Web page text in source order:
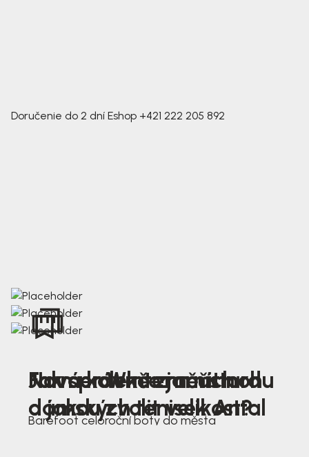
Doručenie do 2 dní Eshop +421 222 205 892
Nová kolekce jarních
dámských tenisek Antal
Jak správně změřit nohu
a jakou zvolit velikost?
Farmer Winter mustard
Barefoot celoroční boty do města